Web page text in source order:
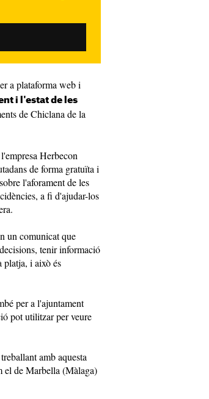
a plataforma web i
i l'estat de les
de Chiclana de la
Herbecon
de forma gratuïta i
l'aforament de les
a fi d'ajudar-los
un comunicat que
tenir informació
platja, i això és
per a l'ajuntament
pot utilitzar per veure
amb aquesta
el de Marbella (Màlaga)